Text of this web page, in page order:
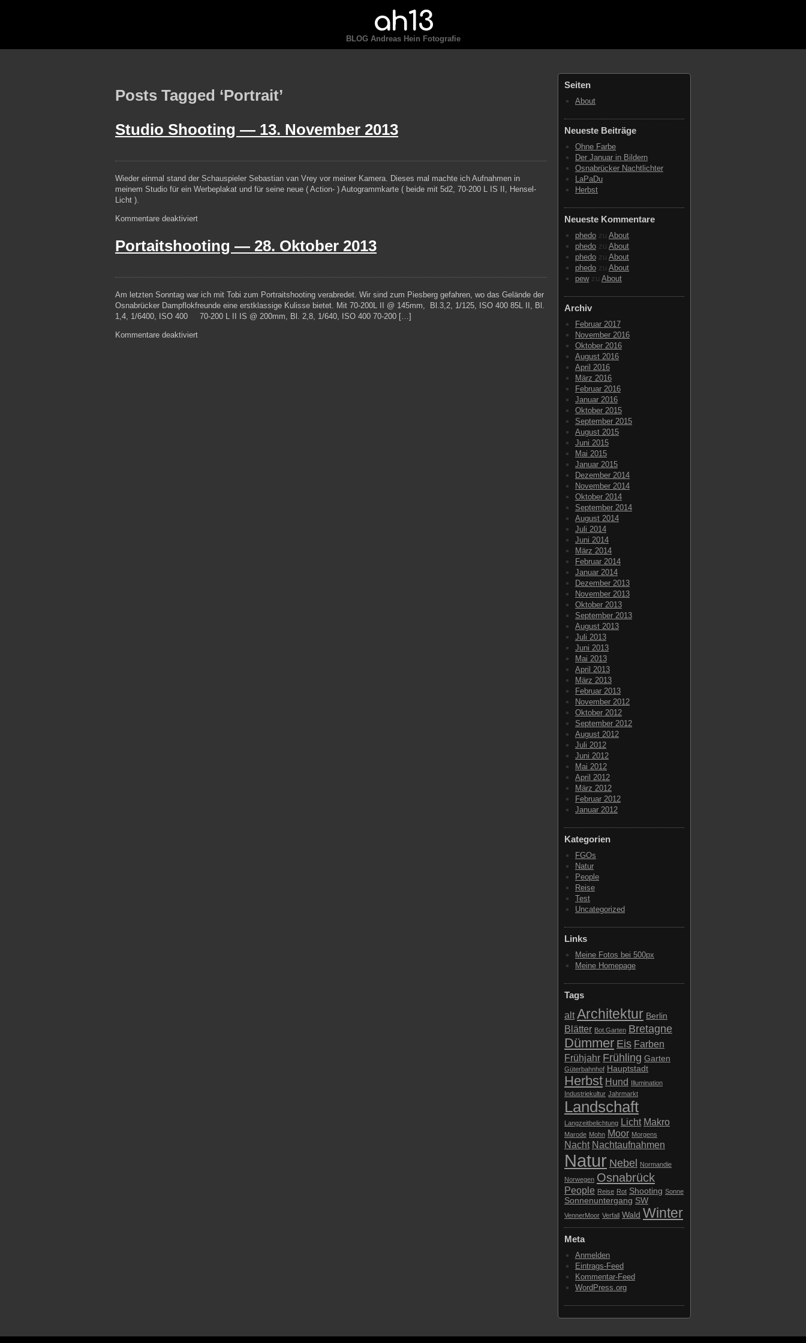
ah13
BLOG Andreas Hein Fotografie
Posts Tagged ‘Portrait’
Studio Shooting — 13. November 2013
Wieder einmal stand der Schauspieler Sebastian van Vrey vor meiner Kamera. Dieses mal machte ich Aufnahmen in
meinem Studio für ein Werbeplakat und für seine neue ( Action- ) Autogrammkarte ( beide mit 5d2, 70-200 L IS II, Hensel-
Licht ).
Kommentare deaktiviertfür
Shooting
Portaitshooting — 28. Oktober 2013
Am letzten Sonntag war ich mit Tobi zum Portraitshooting verabredet. Wir sind zum Piesberg gefahren, wo das Gelände der
Osnabrücker Dampflokfreunde eine erstklassige Kulisse bietet. Mit 70-200L II @ 145mm, Bl.3,2, 1/125, ISO 400 85L II, Bl.
1,4, 1/6400, ISO 400 70-200 L II IS @ 200mm, Bl. 2,8, 1/640, ISO 400 70-200 […]
Kommentare deaktiviertfür
Seiten
About
Neueste Beiträge
Ohne Farbe
Der Januar in Bildern
Osnabrücker Nachtlichter
LaPaDu
Herbst
Neueste Kommentare
phedo zu About
phedo zu About
phedo zu About
phedo zu About
pewzu About
Archiv
Februar 2017
November 2016
Oktober 2016
August 2016
April 2016
März 2016
Februar 2016
Januar 2016
Oktober 2015
September 2015
August 2015
Juni 2015
Mai 2015
Januar 2015
Dezember 2014
November 2014
Oktober 2014
September 2014
August 2014
Juli 2014
Juni 2014
März 2014
Februar 2014
Januar 2014
Dezember 2013
November 2013
Oktober 2013
September 2013
August 2013
Juli 2013
Juni 2013
Mai 2013
April 2013
März 2013
Februar 2013
November 2012
Oktober 2012
September 2012
August 2012
Juli 2012
Juni 2012
Mai 2012
April 2012
März 2012
Februar 2012
Januar 2012
Kategorien
FGOs
Natur
People
Reise
Test
Uncategorized
Links
Meine Fotos bei 500px
Meine Homepage
Tags
alt Architektur Berlin
Blätter Bot.Garten Bretagne
Dümmer Eis Farben
Frühjahr Frühling Garten
Güterbahnhof Hauptstadt
Herbst Hund Illumination
Industriekultur Jahrmarkt
Landschaft
Langzeitbelichtung Licht Makro
Marode Mohn Moor Morgens
Nacht Nachtaufnahmen
Natur Nebel Normandie
Norwegen Osnabrück
People Reise Rot Shooting Sonne
Sonnenuntergang SW
VennerMoor Verfall Wald Winter
Meta
Anmelden
Eintrags-Feed
Kommentar-Feed
WordPress.org